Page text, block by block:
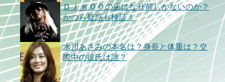
ＤＪ ＫＯＯの歯はなぜ前しかないのか？
かつら疑惑も検証！
水川あさみの本名は？身長と体重は？交
際中の彼氏は誰？